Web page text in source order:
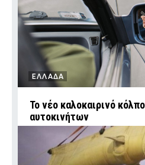
ΕΛΛΑΔΑ
Το νέο καλοκαιρινό
αυτοκινήτων